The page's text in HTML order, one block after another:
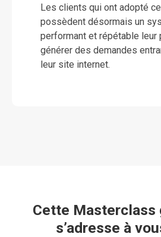
Les clients qui ont adopté
possèdent désormais un
performant et répétable leur
générer des demandes
leur site internet.
Cette Masterclass
s’adresse à